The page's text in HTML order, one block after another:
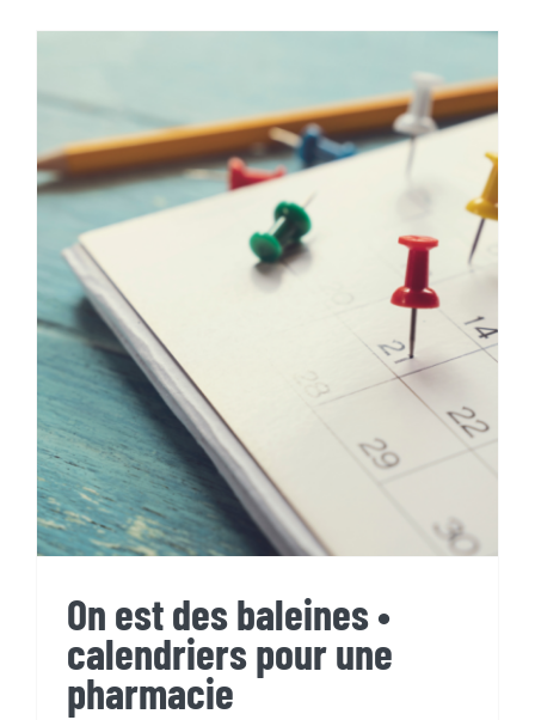
On est des baleines •
calendriers pour une
On est des baleines •
calendriers pour une
pharmacie